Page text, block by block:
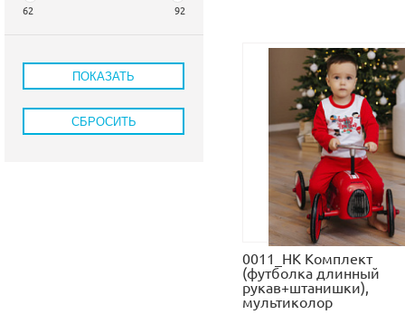
62 92
0011_НК Комплект
(футболка длинный
рукав+штанишки),
мультиколор